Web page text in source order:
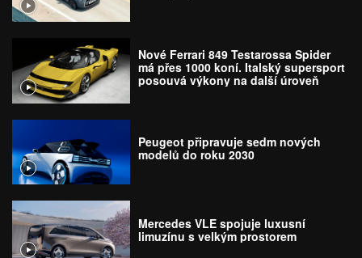
Nové Ferrari 849 Testarossa Spider
má přes 1000 koní. Italský supersport
posouvá výkony na další úroveň
Peugeot připravuje sedm nových
modelů do roku 2030
Mercedes VLE spojuje luxusní
limuzínu s velkým prostorem